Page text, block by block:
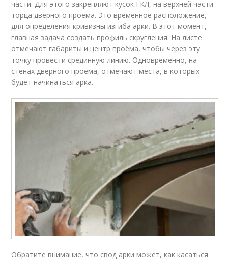
части. Для этого закрепляют кусок ГКЛ, на верхней части
торца дверного проёма. Это временное расположение,
для определения кривизны изгиба арки. В этот момент,
главная задача создать профиль скругления. На листе
отмечают габариты и центр проёма, чтобы через эту
точку провести срединную линию. Одновременно, на
стенах дверного проёма, отмечают места, в которых
будет начинаться арка.
Обратите внимание, что свод арки может, как касаться